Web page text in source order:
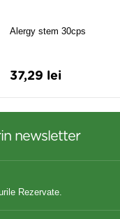
Alergy stem 30cps
37,29 lei
newsletter
Rezervate.